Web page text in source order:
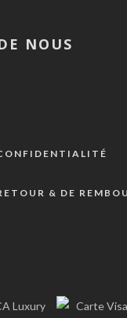
NOUS
& DE